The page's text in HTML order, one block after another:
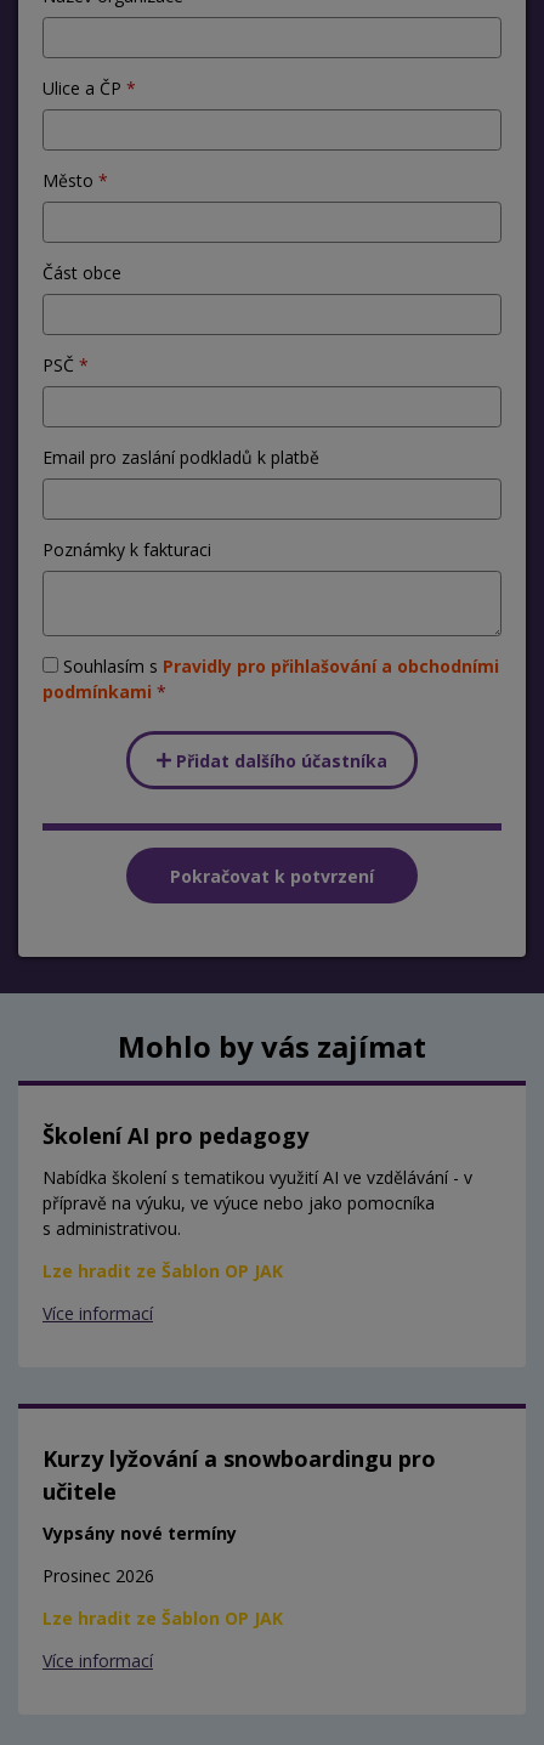
Ulice a ČP
Město
Část obce
PSČ
Email pro zaslání podkladů k platbě
Poznámky k fakturaci
Souhlasím s Pravidly pro přihlašování a obchodními
podmínkami
Přidat dalšího účastníka
Mohlo by vás zajímat
Školení AI pro pedagogy
Nabídka školení s tematikou využití AI ve vzdělávání - v
přípravě na výuku, ve výuce nebo jako pomocníka
s administrativou.
Lze hradit ze Šablon OP JAK
Více informací
Kurzy lyžování a snowboardingu pro
učitele
Vypsány nové termíny
Prosinec 2026
Lze hradit ze Šablon OP JAK
Více informací